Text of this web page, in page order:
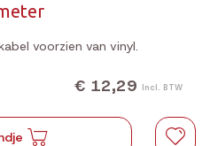
voorzien van vinyl.
€ 12,29 Incl. BTW